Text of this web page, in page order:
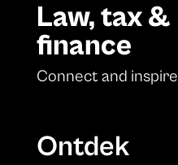
Law, tax &
finance
Connect and inspire
Ontdek